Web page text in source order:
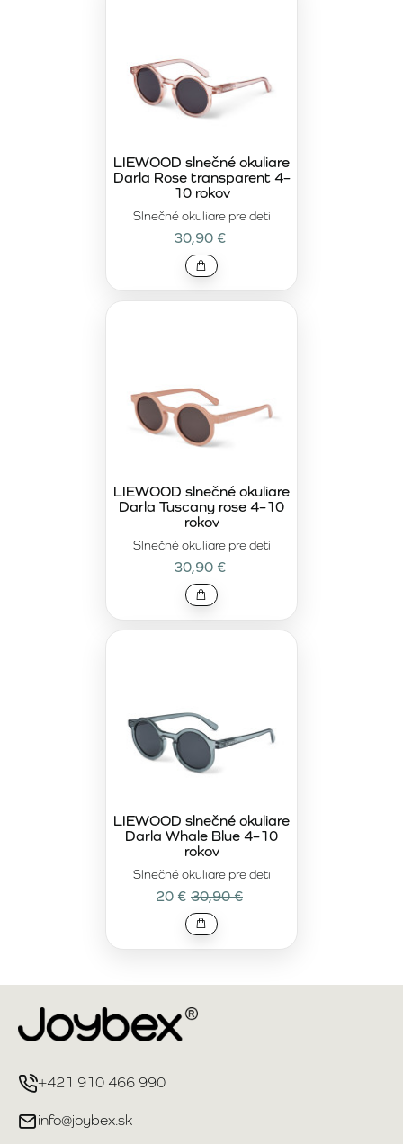
Slnečné okuliare pre deti
LIEWOOD slnečné okuliare
Darla Rose transparent 4–
10 rokov
30,90 €
Slnečné okuliare pre deti
LIEWOOD slnečné okuliare
Darla Tuscany rose 4–10
rokov
30,90 €
Slnečné okuliare pre deti
LIEWOOD slnečné okuliare
Darla Whale Blue 4–10
rokov
20 € 30,90 €
+421 910 466 990
info@joybex.sk